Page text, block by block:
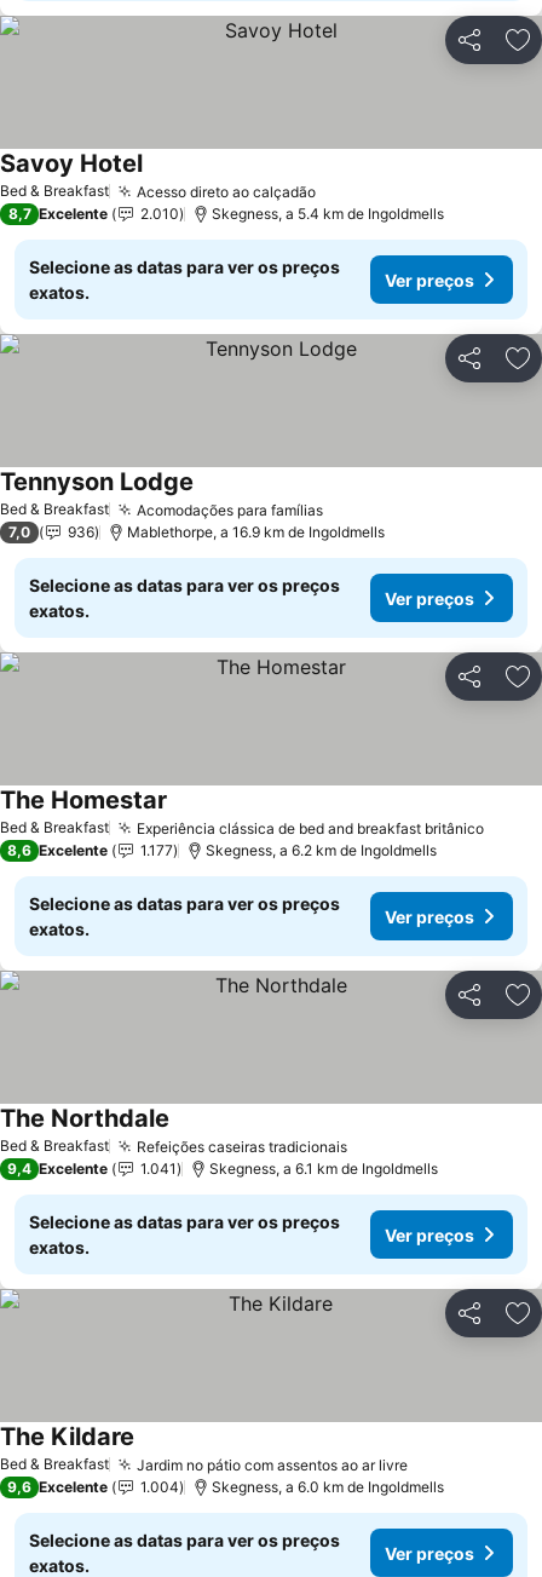
Partilhar
Bed & Breakfast Acesso direto ao calçadãoVer preços
Savoy HotelVer preços
8,7 Excelente 2.010 Skegness, a 5.4 km de Ingoldmells
Selecione as datas para ver os preços
exatos.
Ver preços
Partilhar
Bed & Breakfast Acomodações para famíliasVer preços
Tennyson Lodge
7,0 936 Mablethorpe, a 16.9 km de Ingoldmells
Selecione as datas para ver os preços
exatos.
Ver preços
Partilhar
Bed & Breakfast Experiência clássica de bed and breakfast britânicoVer
The Homestar
8,6 Excelente 1.177 Skegness, a 6.2 km de Ingoldmells
Selecione as datas para ver os preços
exatos.
Ver preços
Partilhar
Bed & Breakfast Refeições caseiras tradicionaisVer preços
The Northdale
9,4 Excelente 1.041 Skegness, a 6.1 km de Ingoldmells
Selecione as datas para ver os preços
exatos.
Ver preços
Partilhar
Bed & Breakfast Jardim no pátio com assentos ao ar livreVer preços
The Kildare
9,6 Excelente 1.004 Skegness, a 6.0 km de Ingoldmells
Selecione as datas para ver os preços
exatos.
Ver preços